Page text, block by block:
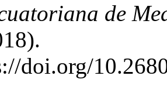
de
doi.org/